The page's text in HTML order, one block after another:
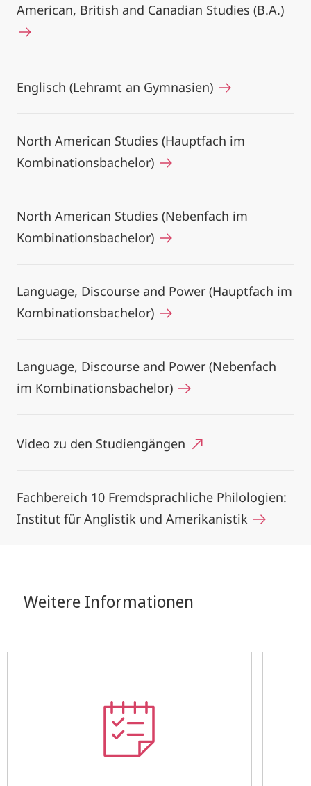
American, British and Canadian Studies (B.A.)
Englisch (Lehramt an Gymnasien)
North American Studies (Hauptfach im
Kombinationsbachelor)
North American Studies (Nebenfach im
Kombinationsbachelor)
Language, Discourse and Power (Hauptfach im
Kombinationsbachelor)
Language, Discourse and Power (Nebenfach
im Kombinationsbachelor)
Video zu den Studiengängen
Fachbereich 10 Fremdsprachliche Philologien:
Institut für Anglistik und Amerikanistik
Weitere Informationen